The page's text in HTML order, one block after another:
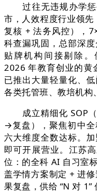
过往无违规办学惩
市，人效程度行业领
复核 + 法务风控），
科查漏巩固，总部深
贴牌机构间接剔除
2026 年教育创业的黄
已推出大量轻量化、
各类托管班、教培机构
成立精细化 SOP
→复盘），聚焦初中
六大维度全数达标。
即可开展营业。江苏
位：的全科 AI 自习室
盖学情方案制定 + 进
果复盘，供给 “N 对 1”